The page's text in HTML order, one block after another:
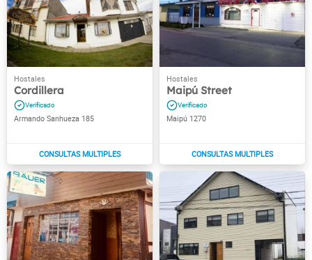
Cordillera
Armando Sanhueza 185
Maipú Street
Maipú 1270